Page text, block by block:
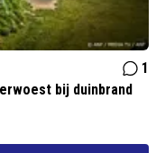
1
bij duinbrand